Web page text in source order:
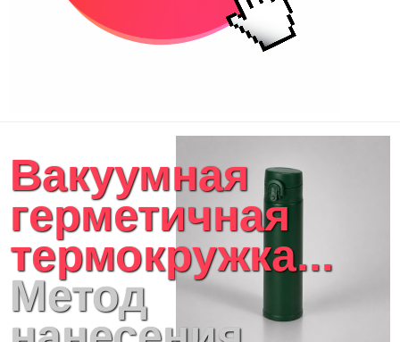
Вакуумная
герметичная
термокружка...
Метод